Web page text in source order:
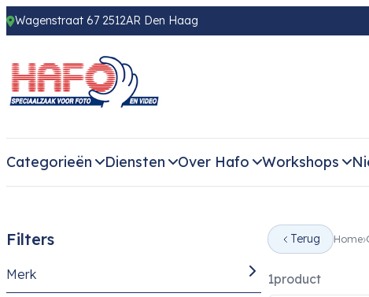
Wagenstraat 67 2512AR Den Haag
Categorieën Diensten Over Hafo Workshops
Filters
Merk
Terug Home
1product